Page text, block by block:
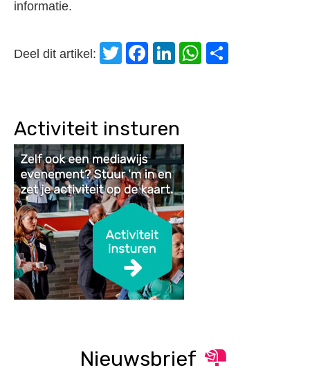
informatie.
Deel dit artikel: Twitter
Facebook
LinkedIn
WhatsApp
Activiteit insturen
Nieuwsbrief